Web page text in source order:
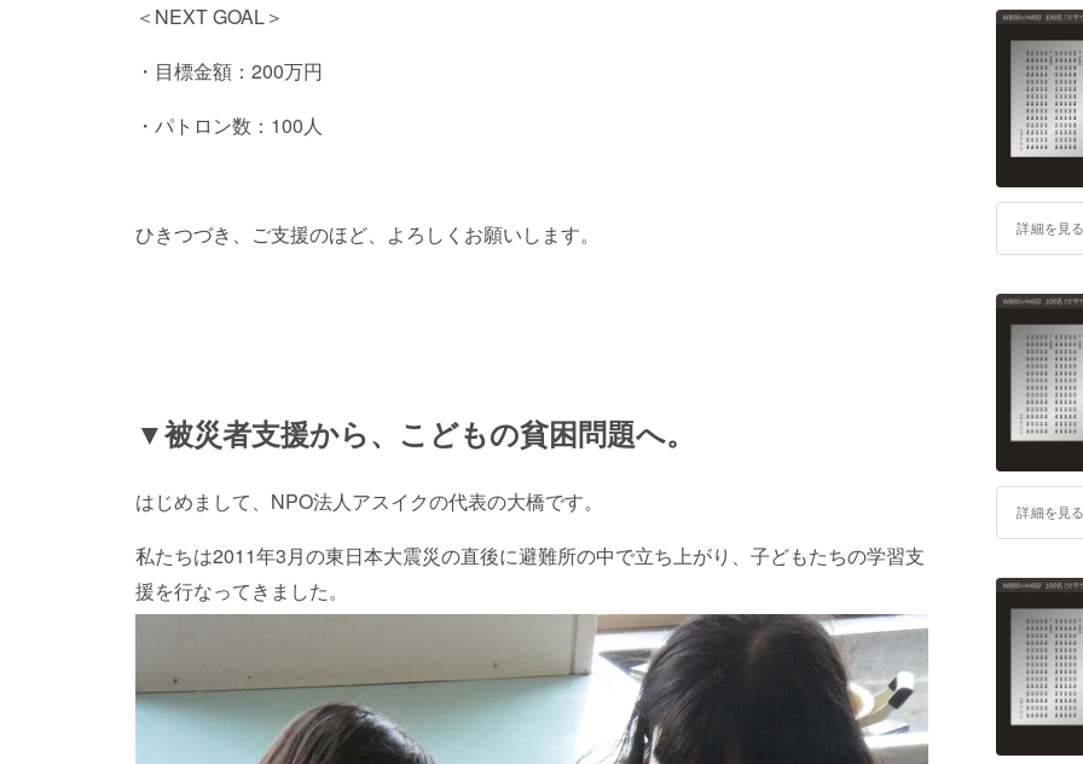
＜NEXT GOAL＞
・目標金額：200万円
・パトロン数：100人
ひきつづき、ご支援のほど、よろしくお願いします。
▼被災者支援から、こどもの貧困問題へ。
はじめまして、NPO法人アスイクの代表の大橋です。
私たちは2011年3月の東日本大震災の直後に避難所の中で立ち上がり、子どもたちの学習支
援を行なってきました。
後、2010
藤哲夫
にてソ
ジェク
「3・11
ちづくり
詳細を見
詳細を見